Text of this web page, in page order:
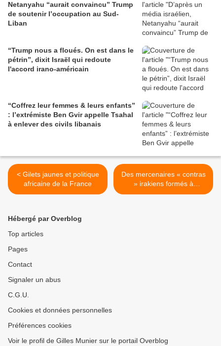
Netanyahu “aurait convaincu” Trump
de soutenir l’occupation au Sud-
Liban
“Trump nous a floués. On est dans le
pétrin”, dixit Israël qui redoute
l'accord irano-américain
“Coffrez leur femmes & leurs enfants”
: l’extrémiste Ben Gvir appelle Tsahal
à enlever des civils libanais
< Gilets jaunes et politique
africaine de la France
Des mercenaires « contras
» irakiens formés à
l’étranger ? >
Hébergé par Overblog
Top articles
Pages
Contact
Signaler un abus
C.G.U.
Cookies et données personnelles
Préférences cookies
Voir le profil de Gilles Munier sur le portail Overblog